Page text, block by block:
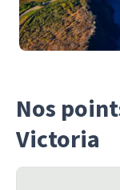
Nos
Victoria